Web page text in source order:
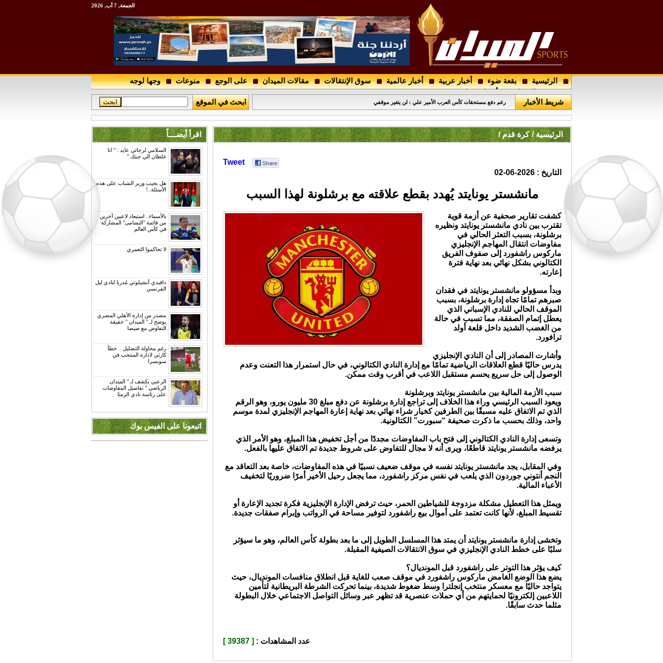
الجمعة, 7 آب, 2026
الرئيسية بقعة ضوء أخبار عربية أخبار عالمية سوق الإنتقالات مقالات الميدان على الوجع منوعات
وجها لوجه
مجتمع الميدان
أرسل خبرا
شريط الأخبار
مدرب الرمثا الجديد يصل عمّان .. فمن هو ؟
رغم دفع مستحقات كأس العرب الأمير علي : لن يتغير موقفي ابحث في الموقع
الرئيسية / كرة قدم /
Tweet
التاريخ : 2026-06-02
مانشستر يونايتد يُهدد بقطع علاقته مع برشلونة لهذا السبب
كشفت تقارير صحفية عن أزمة قوية
تقترب بين نادي مانشستر يونايتد ونظيره
برشلونة، بسبب التعثر الحالي في
مفاوضات انتقال المهاجم الإنجليزي
ماركوس راشفورد إلى صفوف الفريق
الكتالوني بشكل نهائي بعد نهاية فترة
إعارته.
وبدأ مسؤولو مانشستر يونايتد في فقدان
صبرهم تمامًا تجاه إدارة برشلونة، بسبب
الموقف الحالي للنادي الإسباني الذي
يعطل إتمام الصفقة، مما تسبب في حالة
من الغضب الشديد داخل قلعة أولد
ترافورد.
وأشارت المصادر إلى أن النادي الإنجليزي
يدرس حاليًا قطع العلاقات الرياضية تمامًا مع إدارة النادي الكتالوني، في حال استمرار هذا التعنت وعدم
الوصول إلى حل سريع يحسم مستقبل اللاعب في أقرب وقت ممكن.
سبب الأزمة المالية بين مانشستر يونايتد وبرشلونة
ويعود السبب الرئيسي وراء هذا الخلاف إلى تراجع إدارة برشلونة عن دفع مبلغ 30 مليون يورو، وهو الرقم
الذي تم الاتفاق عليه مسبقًا بين الطرفين كخيار شراء نهائي بعد نهاية إعارة المهاجم الإنجليزي لمدة موسم
واحد، وذلك بحسب ما ذكرت صحيفة “سبورت” الكتالونية.
وتسعى إدارة النادي الكتالوني إلى فتح باب المفاوضات مجددًا من أجل تخفيض هذا المبلغ، وهو الأمر الذي
يرفضه مانشستر يونايتد قاطعًا، ويرى أنه لا مجال للتفاوض على شروط جديدة تم الاتفاق عليها بالفعل.
وفي المقابل، يجد مانشستر يونايتد نفسه في موقف ضعيف نسبيًا في هذه المفاوضات، خاصة بعد التعاقد مع
النجم أنتوني جوردون الذي يلعب في نفس مركز راشفورد، مما يجعل رحيل الأخير أمرًا ضروريًا لتخفيف
الأعباء المالية.
ويمثل هذا التعطيل مشكلة مزدوجة للشياطين الحمر، حيث ترفض الإدارة الإنجليزية فكرة تجديد الإعارة أو
تقسيط المبلغ، لأنها كانت تعتمد على أموال بيع راشفورد لتوفير مساحة في الرواتب وإبرام صفقات جديدة.
وتخشى إدارة مانشستر يونايتد أن يمتد هذا المسلسل الطويل إلى ما بعد بطولة كأس العالم، وهو ما سيؤثر
سلبًا على خطط النادي الإنجليزي في سوق الانتقالات الصيفية المقبلة.
كيف يؤثر هذا التوتر على راشفورد قبل المونديال؟
يضع هذا الوضع الغامض ماركوس راشفورد في موقف صعب للغاية قبل انطلاق منافسات المونديال، حيث
يتواجد حاليًا مع معسكر منتخب إنجلترا وسط ضغوط شديدة، بينما تحركت الشرطة البريطانية لتأمين
اللاعبين إلكترونيًا لحمايتهم من أي حملات عنصرية قد تظهر عبر وسائل التواصل الاجتماعي خلال البطولة
مثلما حدث سابقًا.
عدد المشاهدات : [ 39387 ]
اقرأ أيضـــاً
السلامي لرجائي عايد : " انا
غلطان الي جبتك "
هل يجيب وزير الشباب على هذه
الأسئلة..!
بالأسماء.. استبعاد لاعبين آخرين
من قائمة "النشامى" المشاركة
في كأس العالم
لا تحاكموا التعمري
دافيدي أنشيلوتي مُدربا لنادي ليل
الفرنسي
مصدر من إدارة الأهلي المصري
يوضح لـ " الميدان " حقيقة
التفاوض مع صيصا
رغم محاولة التضليل .. خطأ
كارثي لادارة المنتخب في
سويسرا
الزعبي يكشف لـ " الميدان
الرياضي " تفاصيل المفاوضات
على رئاسة نادي الرمثا
اتبعونا على الفيس بوك